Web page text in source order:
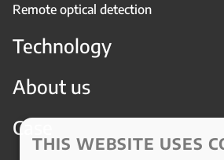
Remote optical detection
Technology
About us
Case
THIS WEBSITE USES